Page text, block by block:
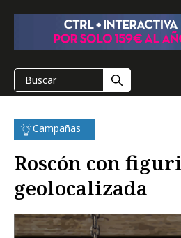
Campañas
Roscón con
geolocalizada